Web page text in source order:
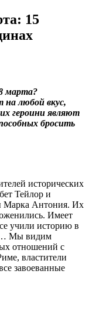
15
марта?
на любой вкус,
героини являют
бросить
исторических
Тейлор и
Марка Антония. Их
Имеет
учили историю в
Мы видим
отношений с
властители
завоеванные